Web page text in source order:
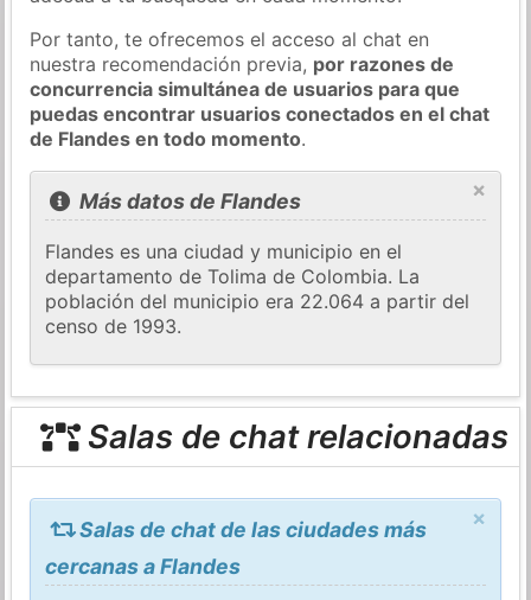
Por tanto, te ofrecemos el acceso al chat en
nuestra recomendación previa, por razones de
concurrencia simultánea de usuarios para que
puedas encontrar usuarios conectados en el chat
de Flandes en todo momento.
×
Más datos de Flandes
Flandes es una ciudad y municipio en el
departamento de Tolima de Colombia. La
población del municipio era 22.064 a partir del
censo de 1993.
Salas de chat relacionadas
×
Salas de chat de las ciudades más
cercanas a Flandes